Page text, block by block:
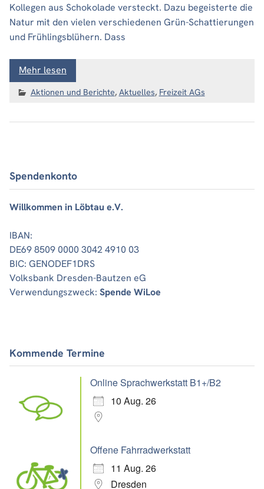
Kollegen aus Schokolade versteckt. Dazu begeisterte die
Natur mit den vielen verschiedenen Grün-Schattierungen
und Frühlingsblühern. Dass
Mehr lesen
Aktionen und Berichte, Aktuelles, Freizeit AGs
Spendenkonto
Willkommen in Löbtau e.V.
IBAN:
DE69 8509 0000 3042 4910 03
BIC: GENODEF1DRS
Volksbank Dresden-Bautzen eG
Verwendungszweck: Spende WiLoe
Kommende Termine
Online Sprachwerkstatt B1+/B2
10 Aug. 26
Offene Fahrradwerkstatt
11 Aug. 26
Dresden